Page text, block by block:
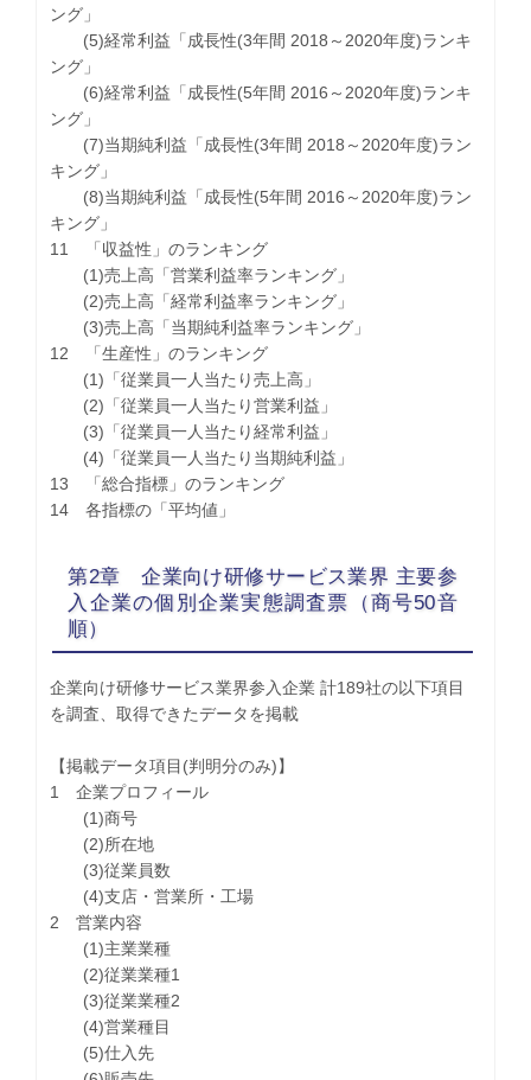
ング」
(5)経常利益「成長性(3年間 2018～2020年度)ランキ
ング」
(6)経常利益「成長性(5年間 2016～2020年度)ランキ
ング」
(7)当期純利益「成長性(3年間 2018～2020年度)ラン
キング」
(8)当期純利益「成長性(5年間 2016～2020年度)ラン
キング」
11 「収益性」のランキング
(1)売上高「営業利益率ランキング」
(2)売上高「経常利益率ランキング」
(3)売上高「当期純利益率ランキング」
12 「生産性」のランキング
(1)「従業員一人当たり売上高」
(2)「従業員一人当たり営業利益」
(3)「従業員一人当たり経常利益」
(4)「従業員一人当たり当期純利益」
13 「総合指標」のランキング
14 各指標の「平均値」
第2章 企業向け研修サービス業界 主要参
入企業の個別企業実態調査票（商号50音
順）
企業向け研修サービス業界参入企業 計189社の以下項目
を調査、取得できたデータを掲載
【掲載データ項目(判明分のみ)】
1 企業プロフィール
(1)商号
(2)所在地
(3)従業員数
(4)支店・営業所・工場
2 営業内容
(1)主業業種
(2)従業業種1
(3)従業業種2
(4)営業種目
(5)仕入先